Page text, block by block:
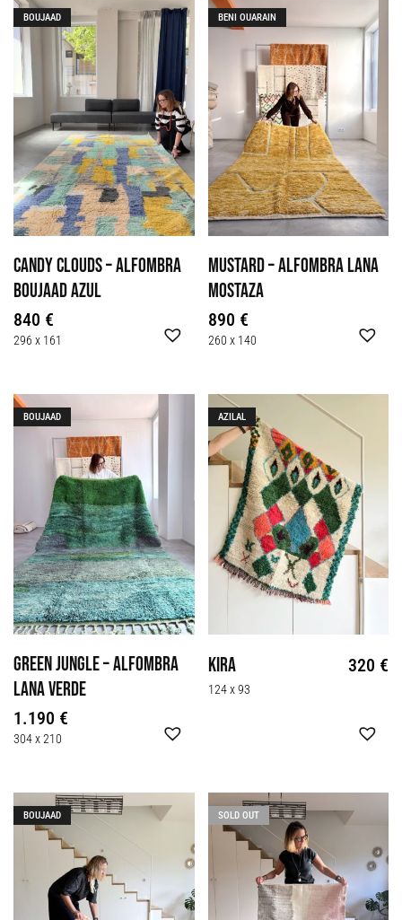
BOUJAAD
CANDY CLOUDS – ALFOMBRA
BOUJAAD AZUL
840 €
296 x 161
BENI OUARAIN
Mustard – alfombra lana
mostaza
890 €
260 x 140
BOUJAAD
Green jungle – alfombra
lana verde
1.190 €
304 x 210
AZILAL
Kira 320 €
124 x 93
BOUJAAD KILIM
SOLD OUT